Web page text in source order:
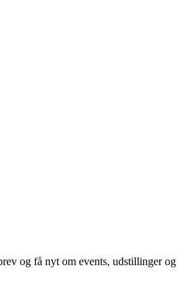
og få nyt om events, udstillinger og